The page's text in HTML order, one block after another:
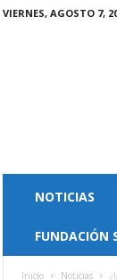
VIERNES, AGOSTO 7,
z
NOTICIAS
FUNDACIÓN
Inicio Noticias